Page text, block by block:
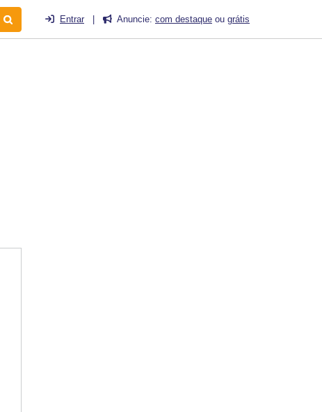
Entrar Anuncie: com destaque ou grátis